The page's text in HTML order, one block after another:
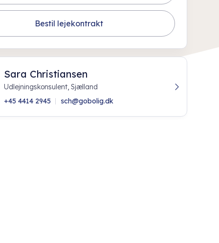
Bestil lejekontrakt
Sara Christiansen
Udlejningskonsulent, Sjælland
+45 4414 2945
sch@gobolig.dk